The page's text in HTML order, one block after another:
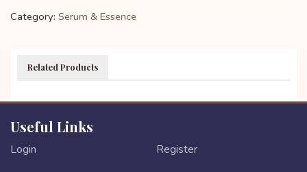
Category: Serum & Essence
Related Products
Useful Links
Login Register